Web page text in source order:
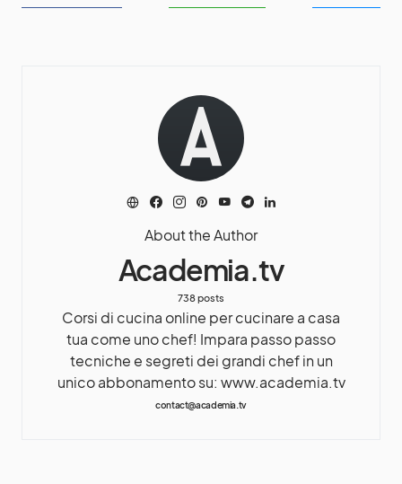
About the Author
Academia.tv
738 posts
Corsi di cucina online per cucinare a casa
tua come uno chef! Impara passo passo
tecniche e segreti dei grandi chef in un
unico abbonamento su: www.academia.tv
contact@academia.tv